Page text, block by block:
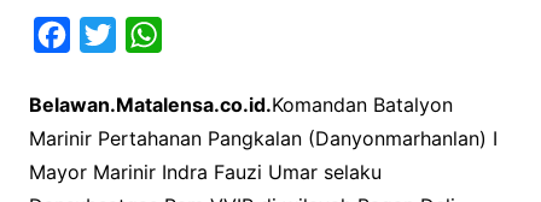
c
e
b
i
t
t
a
t
s
Belawan.Matalensa.co.id.Komandan Batalyon
Marinir Pertahanan Pangkalan (Danyonmarhanlan) I
Mayor Marinir Indra Fauzi Umar selaku